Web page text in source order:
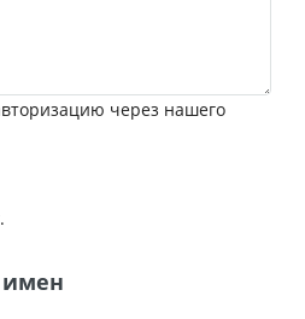
через нашего
имен